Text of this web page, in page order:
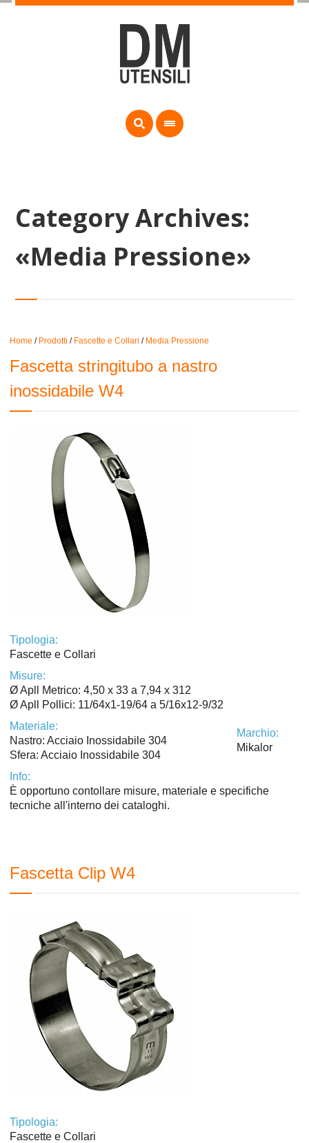
Category Archives:
«Media Pressione»
Home / Prodotti / Fascette e Collari / Media Pressione
Fascetta stringitubo a nastro
inossidabile W4
Tipologia:
Fascette e Collari
Misure:
Ø Apll Metrico: 4,50 x 33 a 7,94 x 312
Ø Apll Pollici: 11/64x1-19/64 a 5/16x12-9/32
Materiale:
Nastro: Acciaio Inossidabile 304
Sfera: Acciaio Inossidabile 304
Marchio:
Mikalor
Info:
È opportuno contollare misure, materiale e specifiche
tecniche all'interno dei cataloghi.
Fascetta Clip W4
Tipologia:
Fascette e Collari